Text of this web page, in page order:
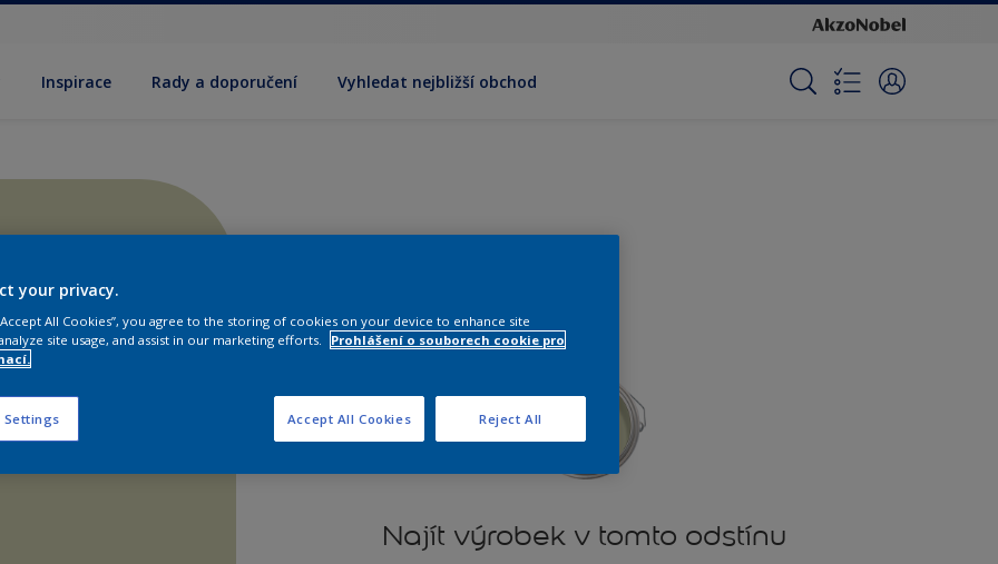
Inspirace Rady a doporučení Vyhledat nejbližší obchod
Najít výrobek v tomto odstínu
your privacy.
All Cookies”, you agree to the storing of cookies on your device to enhance site
site usage, and assist in our marketing efforts.
Prohlášení o souborech cookie pro
Settings Reject All
Accept All Cookies